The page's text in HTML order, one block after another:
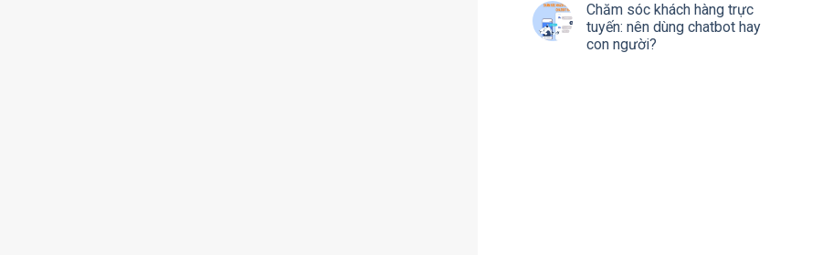
Chăm sóc khách hàng trực
tuyến: nên dùng chatbot hay
con người?